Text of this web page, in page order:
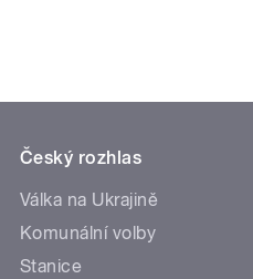
Český rozhlas
Válka na Ukrajině
Komunální volby
Stanice